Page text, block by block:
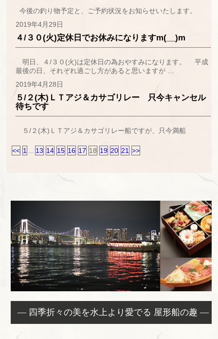
今後の釣り物予定と、ご予約状況をお知らせいたします。
2019年4月29日
４/３０(火)定休日でお休みになりますm(__)m
明日、４/３０(火)は定休日の為おやすみになります。 平成
最後の日、それぞれ過ごし方があると思いますが …
2019年4月28日
５/２(木)ＬＴアジ＆カサゴリレー 只今キャンセル
待ちです
５/２(木)ＬＴアジ＆カサゴリレー船ですが、只今満船
<< 1 13 14 15 16 17 18 19 20 21 >>
— 四季折々の美を水上より愛でる 屋形船の趣 —